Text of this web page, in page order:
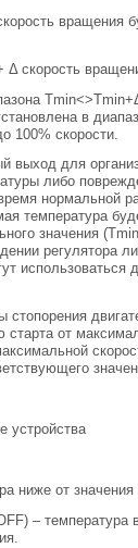
вращения
скорость
в
100% скорости.
выход для
либо
нормальной
температура
значения
регулятора
использоваться
стопорения
от
устройства
ниже от значения
– температура